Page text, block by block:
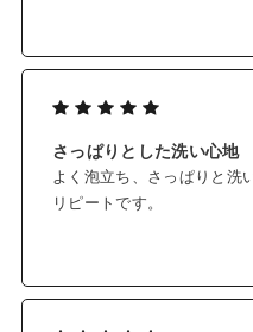
さっぱりとした洗い心地
よく泡立ち、さっぱりと洗
リピートです。